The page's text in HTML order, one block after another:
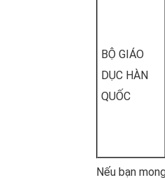
BỘ GIÁO
DỤC HÀN
QUỐC
Nếu bạn